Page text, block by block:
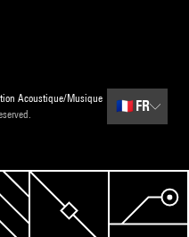
Acoustique/Musique
🇫🇷 FR